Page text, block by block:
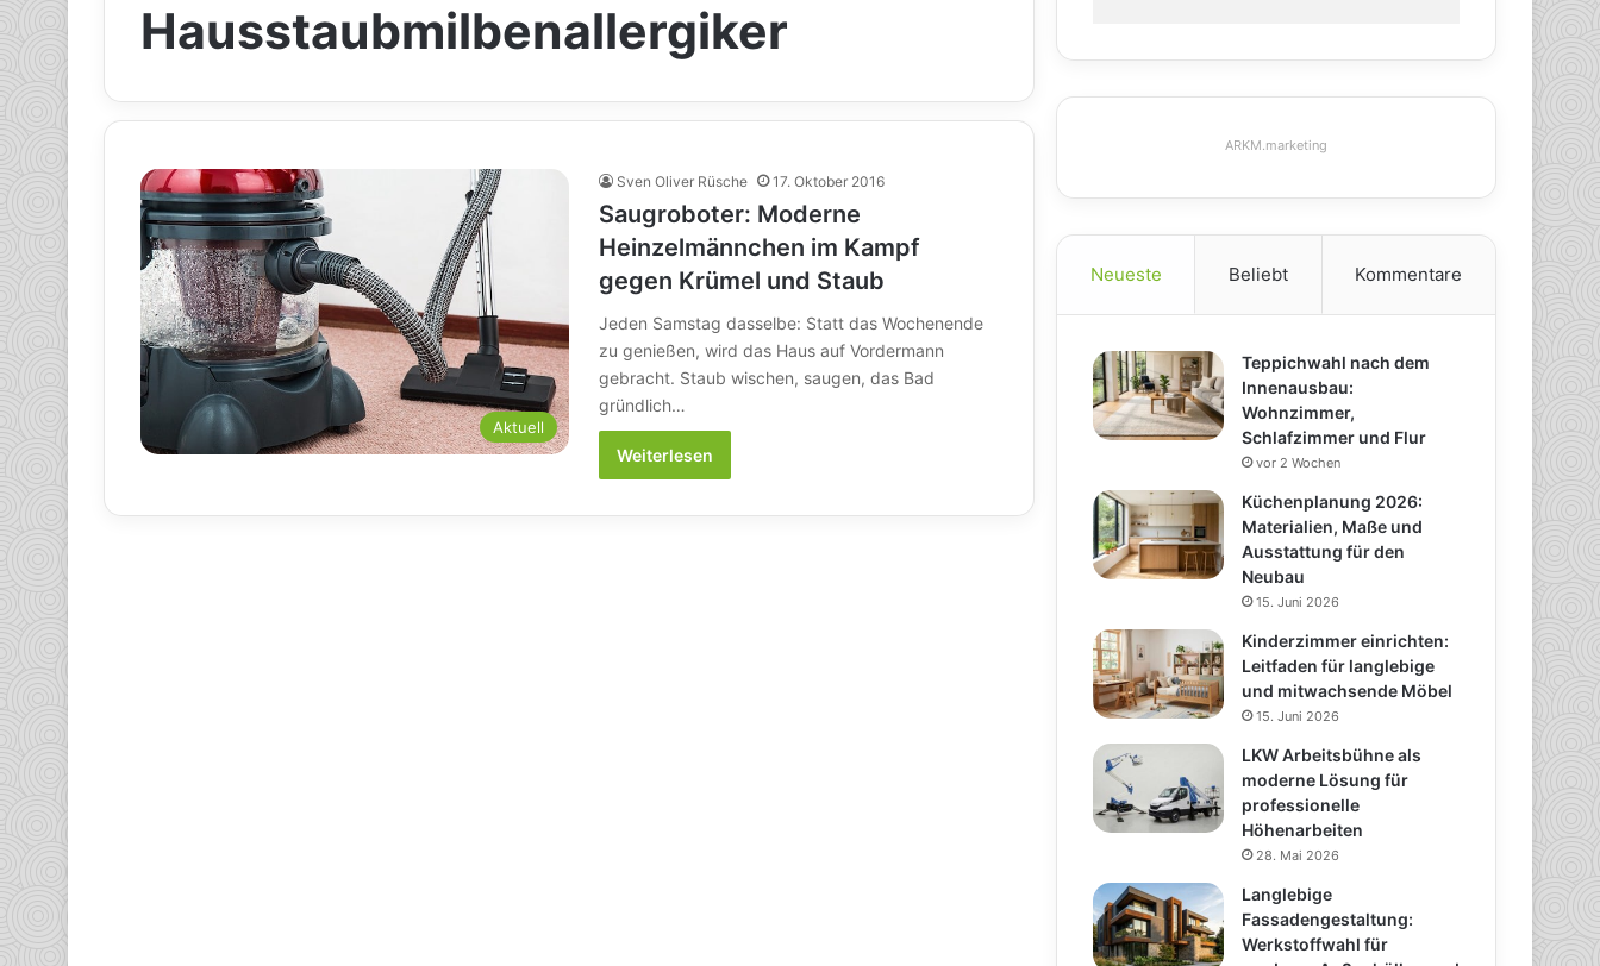
Hausstaubmilbenallergiker
Aktuell
Sven Oliver Rüsche 17. Oktober 2016
Saugroboter: Moderne
Heinzelmännchen im Kampf
gegen Krümel und Staub
Jeden Samstag dasselbe: Statt das Wochenende
zu genießen, wird das Haus auf Vordermann
gebracht. Staub wischen, saugen, das Bad
gründlich…
Weiterlesen
ARKM.marketing
Neueste Beliebt Kommentare
Teppichwahl nach dem
Innenausbau:
Wohnzimmer,
Schlafzimmer und Flur
vor 2 Wochen
Küchenplanung 2026:
Materialien, Maße und
Ausstattung für den
Neubau
15. Juni 2026
Kinderzimmer einrichten:
Leitfaden für langlebige
und mitwachsende Möbel
15. Juni 2026
LKW Arbeitsbühne als
moderne Lösung für
professionelle
Höhenarbeiten
28. Mai 2026
Langlebige
Fassadengestaltung:
Werkstoffwahl für